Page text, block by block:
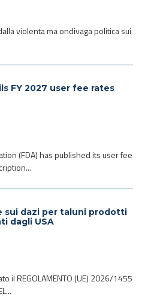
violenta ma ondivaga politica sui
FY 2027 user fee rates
(FDA) has published its user fee
sui dazi per taluni prodotti
dagli USA
il REGOLAMENTO (UE) 2026/1455